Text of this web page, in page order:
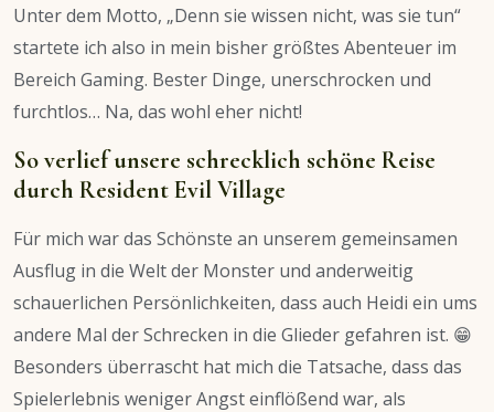
Unter dem Motto, „Denn sie wissen nicht, was sie tun“
startete ich also in mein bisher größtes Abenteuer im
Bereich Gaming. Bester Dinge, unerschrocken und
furchtlos… Na, das wohl eher nicht!
So verlief unsere schrecklich schöne Reise
durch Resident Evil Village
Für mich war das Schönste an unserem gemeinsamen
Ausflug in die Welt der Monster und anderweitig
schauerlichen Persönlichkeiten, dass auch Heidi ein ums
andere Mal der Schrecken in die Glieder gefahren ist. 😁
Besonders überrascht hat mich die Tatsache, dass das
Spielerlebnis weniger Angst einflößend war, als